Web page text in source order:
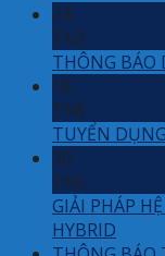
24
Th2
THÔNG
16
Th8
TUYỂN
20
Th5
GIẢI PHÁP
HYBRID